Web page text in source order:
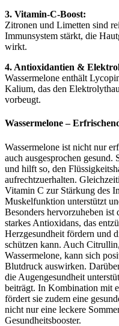
3. Vitamin-C-Boost:
Zitronen und Limetten sind
Immunsystem stärkt, die
wirkt.
4. Antioxidantien &
Wassermelone enthält
Kalium, das den
vorbeugt.
Wassermelone –
Wassermelone ist nicht nur
auch ausgesprochen gesund.
und hilft so, den
aufrechtzuerhalten.
Vitamin C zur Stärkung des
Muskelfunktion unterstützt
Besonders hervorzuheben
starkes Antioxidans, das
Herzgesundheit fördern und
schützen kann. Auch
Wassermelone, kann sich
Blutdruck auswirken.
die Augengesundheit
beiträgt. In Kombination mit
fördert sie zudem eine
nicht nur eine leckere
Gesundheitsbooster.